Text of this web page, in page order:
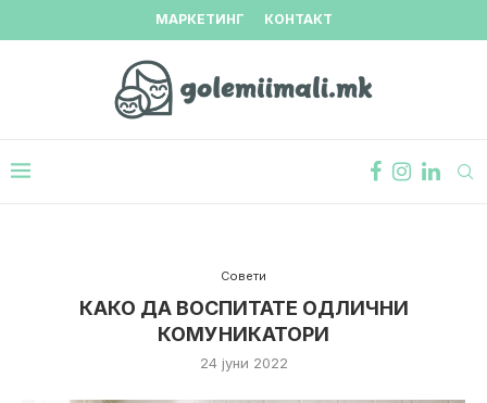
МАРКЕТИНГ КОНТАКТ
Совети
КАКО ДА ВОСПИТАТЕ ОДЛИЧНИ
КОМУНИКАТОРИ
24 јуни 2022